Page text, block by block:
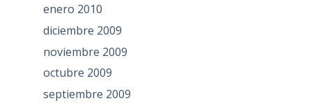
enero 2010
diciembre 2009
noviembre 2009
octubre 2009
septiembre 2009